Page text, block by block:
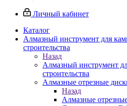
Личный кабинет
Каталог
Алмазный инструмент для
строительства
Назад
Алмазный инструмент
строительства
Алмазные отрезные
Назад
Алмазные